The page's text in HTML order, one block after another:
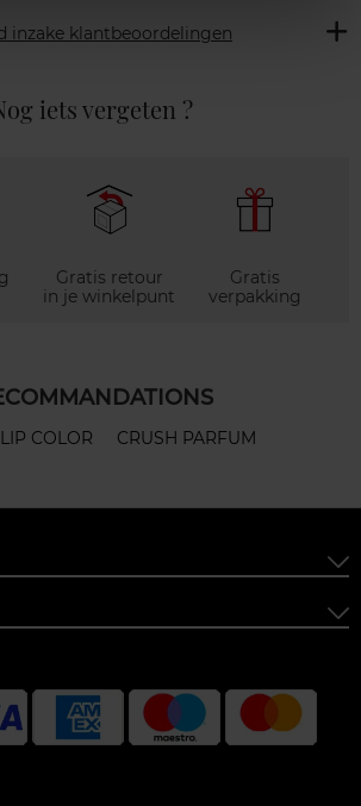
inzake klantbeoordelingen
iets vergeten ?
Gratis retour
in je winkelpunt
Gratis
verpakking
COLOR CRUSH PARFUM